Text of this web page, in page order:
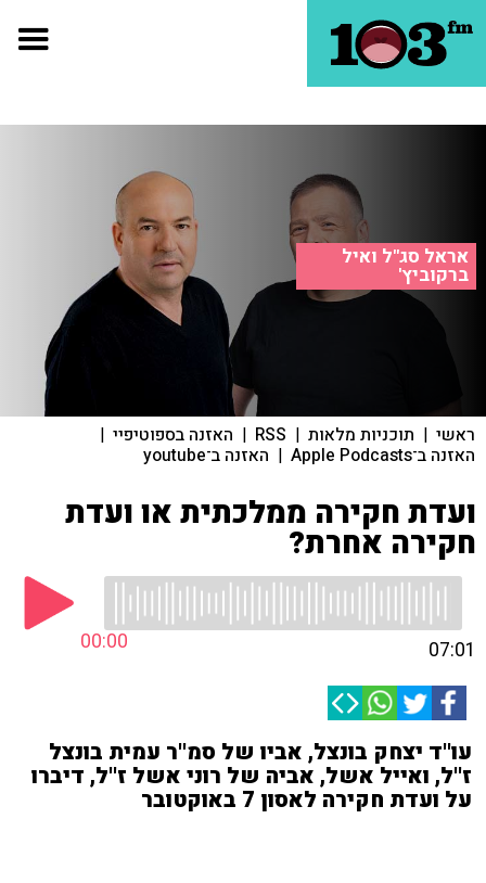
אראל סג"ל ואיל
ברקוביץ'
ראשי | תוכניות מלאות |
RSS
| האזנה בספוטיפיי |
האזנה ב־Apple Podcasts | האזנה ב־youtube
ועדת חקירה ממלכתית או ועדת
חקירה אחרת?
00:00 07:01
עו''ד יצחק בונצל, אביו של סמ''ר עמית בונצל
ז''ל, ואייל אשל, אביה של רוני אשל ז''ל, דיברו
על ועדת חקירה לאסון 7 באוקטובר